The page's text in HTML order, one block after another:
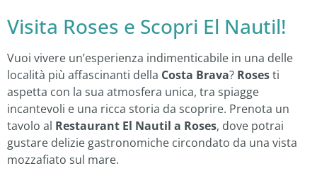
Visita Roses e Scopri El Nautil!
Vuoi vivere un’esperienza indimenticabile in una delle
località più affascinanti della Costa Brava? Rosesti
aspetta con la sua atmosfera unica, tra spiagge
incantevoli e una ricca storia da scoprire. Prenota un
tavolo al Restaurant El Nautil a Roses, dove potrai
gustare delizie gastronomiche circondato da una vista
mozzafiato sul mare.